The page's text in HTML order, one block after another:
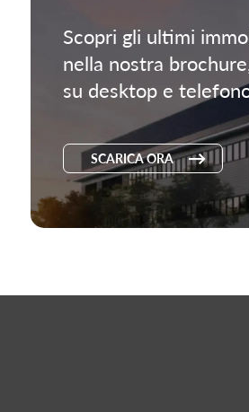
Scopri gli ultimi
nella nostra
su desktop e
SCARICA ORA